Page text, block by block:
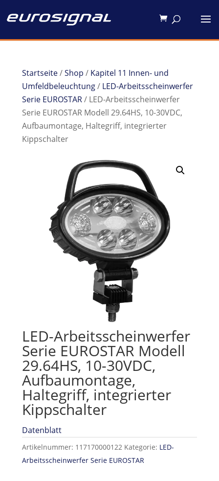
Startseite/Shop / Kapitel 11 Innen- und
Umfeldbeleuchtung/ LED-Arbeitsscheinwerfer
Serie EUROSTAR/ LED-Arbeitsscheinwerfer
Serie EUROSTAR Modell 29.64HS, 10-30VDC,
Aufbaumontage, Haltegriff, integrierter
Kippschalter
LED-Arbeitsscheinwerfer
Serie EUROSTAR Modell
29.64HS, 10-30VDC,
Aufbaumontage,
Haltegriff, integrierter
Kippschalter
Datenblatt
Artikelnummer: 117170000122 Kategorie: LED-
Arbeitsscheinwerfer Serie EUROSTAR